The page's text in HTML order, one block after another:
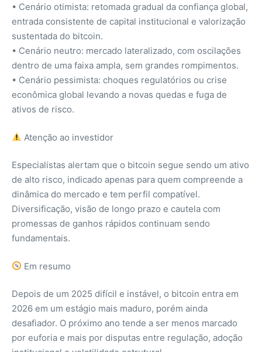
• Cenário otimista: retomada gradual da confiança global,
entrada consistente de capital institucional e valorização
sustentada do bitcoin.
• Cenário neutro: mercado lateralizado, com oscilações
dentro de uma faixa ampla, sem grandes rompimentos.
• Cenário pessimista: choques regulatórios ou crise
econômica global levando a novas quedas e fuga de
ativos de risco.
Atenção ao investidor
Especialistas alertam que o bitcoin segue sendo um ativo
de alto risco, indicado apenas para quem compreende a
dinâmica do mercado e tem perfil compatível.
Diversificação, visão de longo prazo e cautela com
promessas de ganhos rápidos continuam sendo
fundamentais.
Em resumo
Depois de um 2025 difícil e instável, o bitcoin entra em
2026 em um estágio mais maduro, porém ainda
desafiador. O próximo ano tende a ser menos marcado
por euforia e mais por disputas entre regulação, adoção